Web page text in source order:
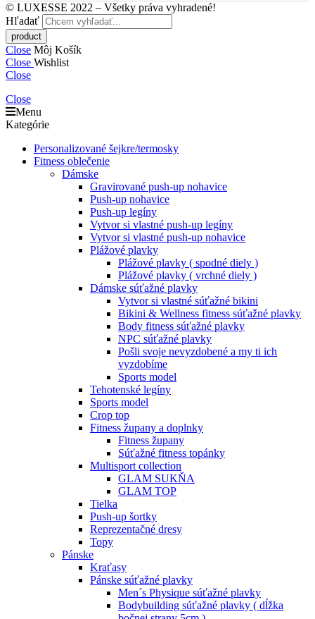
© LUXESSE 2022 – Všetky práva vyhradené!
Hľadať
Close Môj Košík
Close Wishlist
Close
Close
Menu
Kategórie
Personalizované šejkre/termosky
Fitness oblečenie
Dámske
Gravirované push-up nohavice
Push-up nohavice
Push-up legíny
Vytvor si vlastné push-up legíny
Vytvor si vlastné push-up nohavice
Plážové plavky
Plážové plavky ( spodné diely )
Plážové plavky ( vrchné diely )
Dámske súťažné plavky
Vytvor si vlastné súťažné bikini
Bikini & Wellness fitness súťažné plavky
Body fitness súťažné plavky
NPC súťažné plavky
Pošli svoje nevyzdobené a my ti ich
vyzdobíme
Sports model
Tehotenské legíny
Sports model
Crop top
Fitness župany a doplnky
Fitness župany
Súťažné fitness topánky
Multisport collection
GLAM SUKŇA
GLAM TOP
Tielka
Push-up šortky
Reprezentačné dresy
Topy
Pánske
Kraťasy
Pánske súťažné plavky
Men´s Physique súťažné plavky
Bodybuilding súťažné plavky ( dĺžka